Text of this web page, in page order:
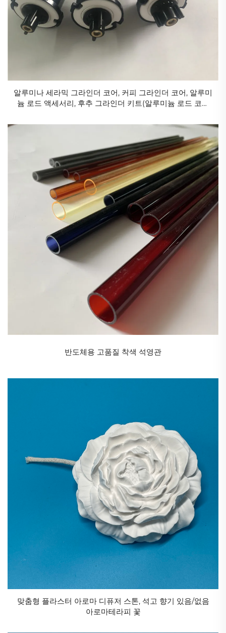
알루미나 세라믹 그라인더 코어, 커피 그라인더 코어, 알루미
늄 로드 액세서리, 후추 그라인더 키트(알루미늄 로드 코어
반도체용 고품질 착색 석영관
맞춤형 플라스터 아로마 디퓨저 스톤, 석고 향기 있음/없음
아로마테라피 꽃